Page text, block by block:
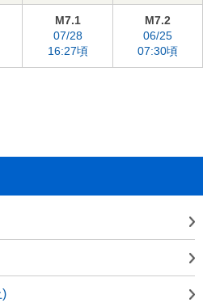
M7.1
07/28
16:27頃
M7.2
06/25
07:30頃
)